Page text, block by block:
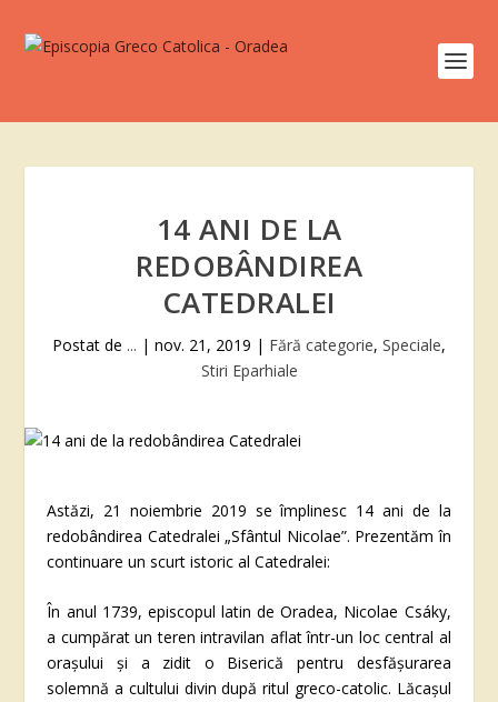
14 ANI DE LA
REDOBÂNDIREA
CATEDRALEI
Postat de ... | nov. 21, 2019 | Fără categorie, Speciale,
Stiri Eparhiale
Astăzi, 21 noiembrie 2019 se împlinesc 14 ani de la
redobândirea Catedralei „Sfântul Nicolae”. Prezentăm în
continuare un scurt istoric al Catedralei:
În anul 1739, episcopul latin de Oradea, Nicolae Csáky,
a cumpărat un teren intravilan aflat într-un loc central al
orașului și a zidit o Biserică pentru desfășurarea
solemnă a cultului divin după ritul greco-catolic. Lăcașul